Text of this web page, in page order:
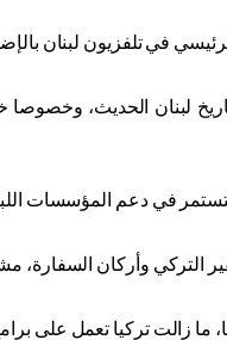
في تلفزيون لبنان
لبنان الحديث،
في دعم المؤسسات
التركي وأركان السفارة،
ما زالت تركيا تعمل على